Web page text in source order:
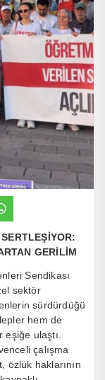
GERİLİM
Sendikası
sektör
sürdürdüğü
hem de
ulaştı.
çalışma
özlük haklarının